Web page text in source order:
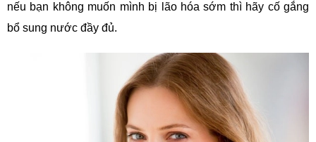
nếu bạn không muốn mình bị lão hóa sớm thì hãy cố gắng
bổ sung nước đầy đủ.